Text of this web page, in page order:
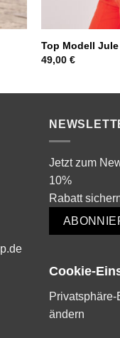
Top Modell Jule
49,00 €
Jetzt zum
10%
Rabatt
Cookie-
ändern